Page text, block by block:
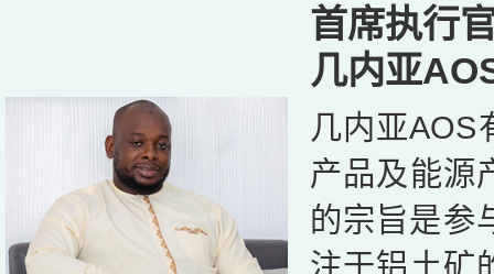
首席执行
几内亚
几内亚AOS
产品及能源
的宗旨是参
注于铝土矿